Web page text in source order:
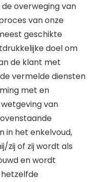
overweging van
van onze
geschikte
doel om
de klant met
vermelde diensten
met en
van
in het enkelvoud,
zij of zij wordt als
en wordt